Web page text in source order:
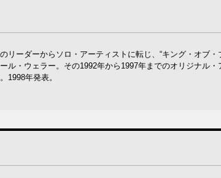
リーダーからソロ・アーティストに転じ、“キング・オブ
ル・ウェラー。その1992年から1997年までのオリジナル
1998年発表。